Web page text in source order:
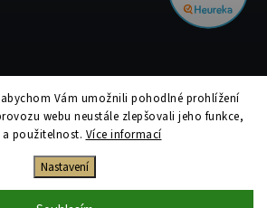
Vám umožnili pohodlné prohlížení
webu neustále zlepšovali jeho funkce,
použitelnost. Více informací
Nastavení
. Všechna práva vyhrazena.
nastavení cookies
| DesignShoptak.cz